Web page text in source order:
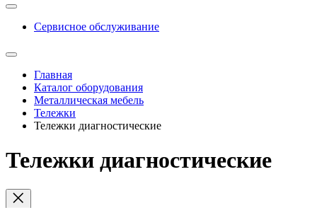
Сервисное обслуживание
Главная
Каталог оборудования
Металлическая мебель
Тележки
Тележки диагностические
Тележки диагностические